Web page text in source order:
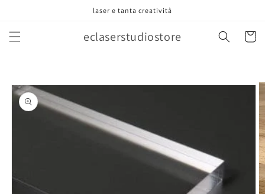
laser e tanta creatività
eclaserstudiostore Carrello
informazioni
sul prodotto